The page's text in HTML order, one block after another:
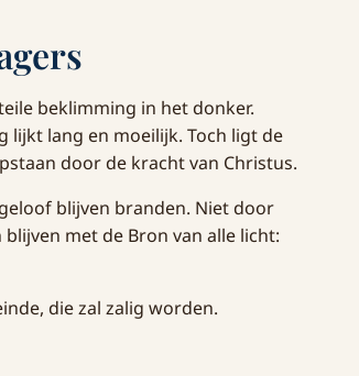
beklimming in het donker.
lijkt lang en moeilijk. Toch ligt de
door de kracht van Christus.
blijven branden. Niet door
met de Bron van alle licht:
die zal zalig worden.